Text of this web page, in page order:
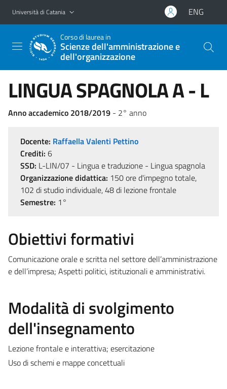
Vai al contenuto principale
Vai al menu di navigazione
Università di Catania ENG
Corso di laurea in
Scienze dell'amministrazione e
dell'organizzazione
LINGUA SPAGNOLA A - L
Anno accademico 2018/2019 - 2° anno
Docente: Raffaella Valenti Pettino
Crediti: 6
SSD: L-LIN/07 - Lingua e traduzione - Lingua spagnola
Organizzazione didattica: 150 ore d'impegno totale,
102 di studio individuale, 48 di lezione frontale
Semestre: 1°
Obiettivi formativi
Comunicazione orale e scritta nel settore dell’amministrazione
e dell’impresa; Aspetti politici, istituzionali e amministrativi.
Modalità di svolgimento
dell'insegnamento
Lezione frontale e interattiva; esercitazione
Uso di schemi e mappe concettuali